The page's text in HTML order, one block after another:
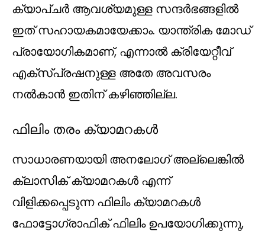
ക്യാപ്‌ചർ ആവശ്യമുള്ള സന്ദർഭങ്ങളിൽ
ഇത് സഹായകമായേക്കാം. യാന്ത്രിക മോഡ്
പ്രായോഗികമാണ്, എന്നാൽ ക്രിയേറ്റീവ്
എക്സ്പ്രഷനുള്ള അതേ അവസരം
നൽകാൻ ഇതിന് കഴിഞ്ഞില്ല.
ഫിലിം തരം ക്യാമറകൾ
സാധാരണയായി അനലോഗ് അല്ലെങ്കിൽ
ക്ലാസിക് ക്യാമറകൾ എന്ന്
വിളിക്കപ്പെടുന്ന ഫിലിം ക്യാമറകൾ
ഫോട്ടോഗ്രാഫിക് ഫിലിം ഉപയോഗിക്കുന്നു,